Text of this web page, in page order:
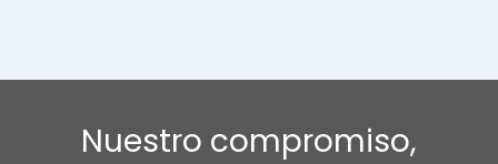
Nuestro compromiso,